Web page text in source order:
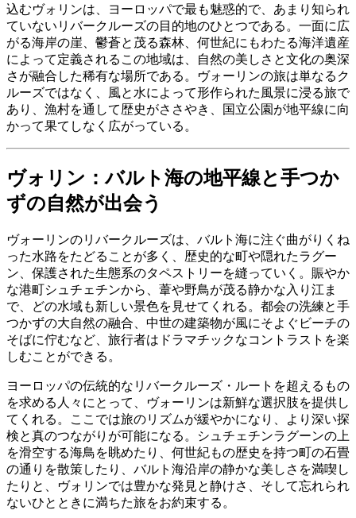
込むヴォリンは、ヨーロッパで最も魅惑的で、あまり知られ
ていないリバークルーズの目的地のひとつである。一面に広
がる海岸の崖、鬱蒼と茂る森林、何世紀にもわたる海洋遺産
によって定義されるこの地域は、自然の美しさと文化の奥深
さが融合した稀有な場所である。ヴォーリンの旅は単なるク
ルーズではなく、風と水によって形作られた風景に浸る旅で
あり、漁村を通して歴史がささやき、国立公園が地平線に向
かって果てしなく広がっている。
ヴォリン：バルト海の地平線と手つか
ずの自然が出会う
ヴォーリンのリバークルーズは、バルト海に注ぐ曲がりくね
った水路をたどることが多く、歴史的な町や隠れたラグー
ン、保護された生態系のタペストリーを縫っていく。賑やか
な港町シュチェチンから、葦や野鳥が茂る静かな入り江ま
で、どの水域も新しい景色を見せてくれる。都会の洗練と手
つかずの大自然の融合、中世の建築物が風にそよぐビーチの
そばに佇むなど、旅行者はドラマチックなコントラストを楽
しむことができる。
ヨーロッパの伝統的なリバークルーズ・ルートを超えるもの
を求める人々にとって、ヴォーリンは新鮮な選択肢を提供し
てくれる。ここでは旅のリズムが緩やかになり、より深い探
検と真のつながりが可能になる。シュチェチンラグーンの上
を滑空する海鳥を眺めたり、何世紀もの歴史を持つ町の石畳
の通りを散策したり、バルト海沿岸の静かな美しさを満喫し
たりと、ヴォリンでは豊かな発見と静けさ、そして忘れられ
ないひとときに満ちた旅をお約束する。